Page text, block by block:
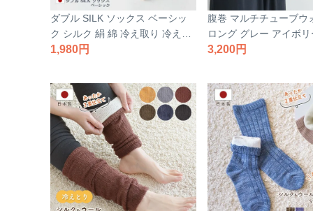
ダブル SILK ソックス ベーシッ
ク シルク 絹 綿 冷え取り 冷えと
り 靴下 冷え取り靴下 くつした
LK レストフォーク 日本製 【3
9】
1,980
腹巻 マルチチューブウ
ロング グレー アイボ
ー 冷え取り 冷えとり
テックス 日本製 【39】
3,200